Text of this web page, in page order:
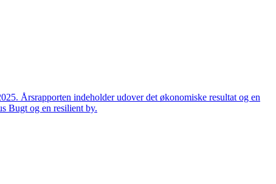
Årsrapporten indeholder udover det økonomiske resultat og en
Bugt og en resilient by.